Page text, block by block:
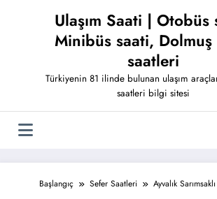
Ulaşım Saati | Otobüs
Minibüs saati, Dolmuş
saatleri
Türkiyenin 81 ilinde bulunan ulaşım
saatleri bilgi sitesi
Başlangıç Sefer Saatleri Ayvalık